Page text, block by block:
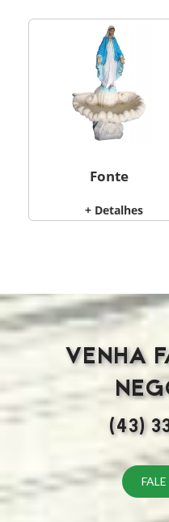
Fonte
+ Detalhes
VENHA
(43)